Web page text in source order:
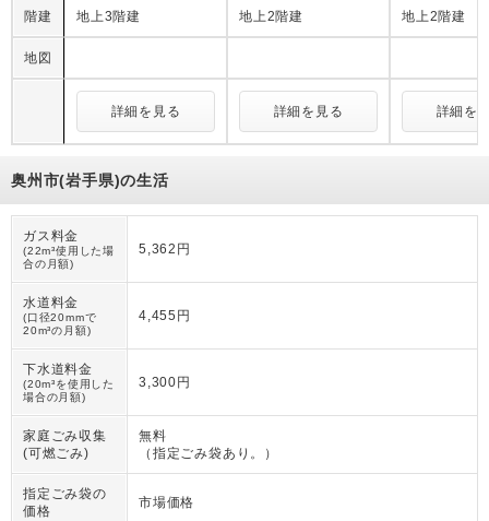
階建 地上3階建 地上2階建 地上2階建
地図
詳細を見る 詳細を見る 詳細を
奥州市(岩手県)の生活
ガス料金
(22m³使用した場
合の月額)
5,362円
水道料金
(口径20mmで
20m³の月額)
4,455円
下水道料金
(20m³を使用した
場合の月額)
3,300円
家庭ごみ収集
(可燃ごみ)
無料
（ 指定ごみ袋あり。 ）
指定ごみ袋の
価格
市場価格